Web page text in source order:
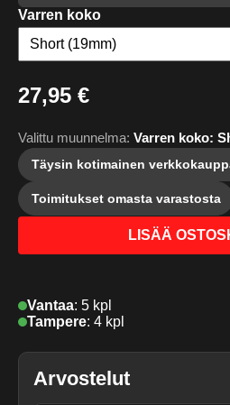
Arvostelut
Varren koko
27,95 €
Valittu muunnelma: Varren koko:
Täysin kotimainen
Toimitukset omasta varastosta
LISÄÄ
Vantaa: 5 kpl
Tampere: 4 kpl